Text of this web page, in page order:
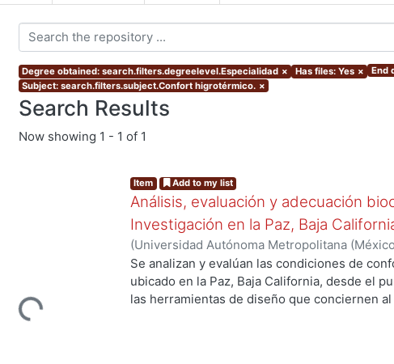
Degree obtained: search.filters.degreelevel.Especialidad × Has files: Yes × End
Subject: search.filters.subject.Confort higrotérmico. ×
Search Results
Now showing 1 - 1 of 1
Loading...
Item Add to my list
Análisis, evaluación y adecuación
Investigación en la Paz, Baja
(Universidad Autónoma Metropolitana
de Servicios de Información.,1999-12 )García
Se analizan y evalúan las condiciones de
ubicado en la Paz, Baja California, desde el
las herramientas de diseño que conciernen